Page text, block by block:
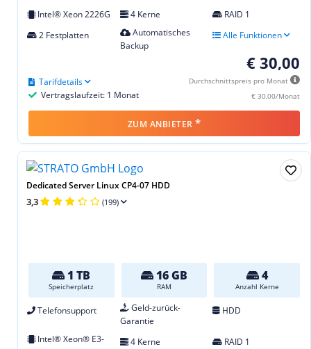
Intel® Xeon 2226G 4 Kerne
RAID 1
2 Festplatten
Automatisches
Backup
Alle Funktionen
€ 30,00
Durchschnittspreis pro Monat
€ 30,00/Monat
Vertragslaufzeit: 1 Monat
Tarifdetails
ZUM ANBIETER *
Dedicated Server Linux CP4-07 HDD
3,3 (199)
1 TB
Speicherplatz
16 GB
RAM
4
Anzahl Kerne
Telefonsupport
Geld-zurück-
Garantie
HDD
Intel® Xeon® E3-
4 Kerne RAID 1